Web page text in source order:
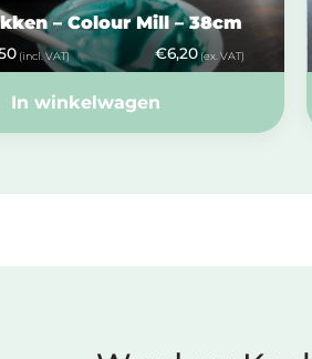
– Colour Mill – 38cm
(incl. VAT) €6,20(ex. VAT)
In winkelwagen